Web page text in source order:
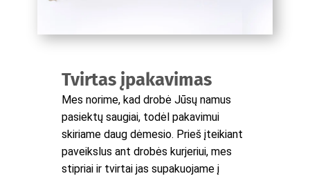
Tvirtas įpakavimas
Mes norime, kad drobė Jūsų namus
pasiektų saugiai, todėl pakavimui
skiriame daug dėmesio. Prieš įteikiant
paveikslus ant drobės kurjeriui, mes
stipriai ir tvirtai jas supakuojame į